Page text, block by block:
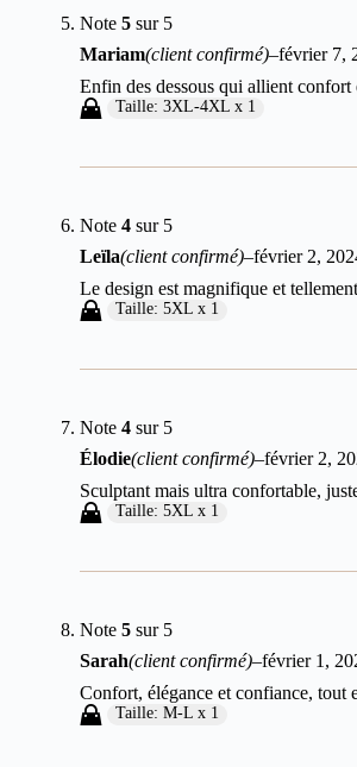
Note 5sur 5
Mariam(client confirmé)–février 7,
Enfin des dessous qui allient confort
Taille: 3XL-4XL x 1
Note 4sur 5
Leïla(client confirmé)–février 2,
Le design est magnifique et
Taille: 5XL x 1
Note 4sur 5
Élodie(client confirmé)–février 2,
Sculptant mais ultra confortable,
Taille: 5XL x 1
Note 5sur 5
Sarah(client confirmé)–février 1,
Confort, élégance et confiance, tout
Taille: M-L x 1